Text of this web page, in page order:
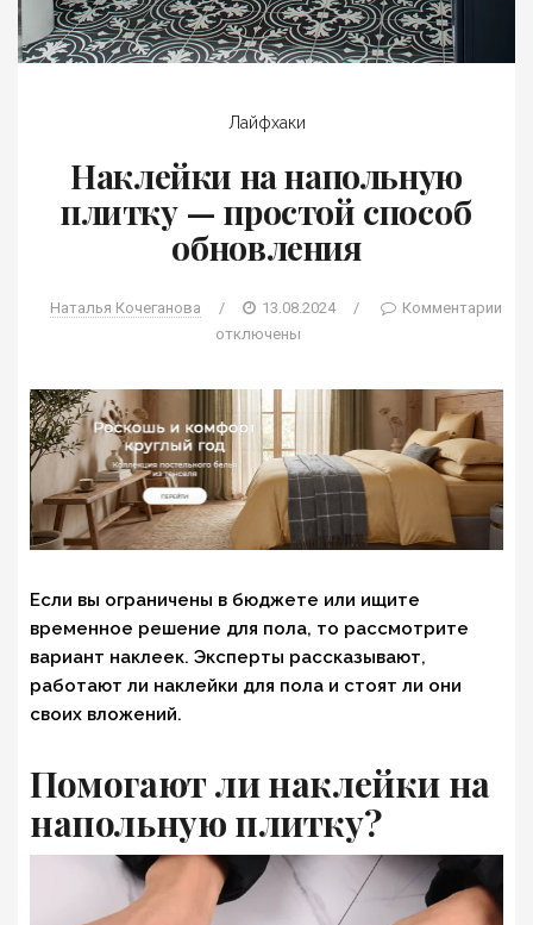
Лайфхаки
Наклейки на напольную
плитку — простой способ
обновления
Наталья Кочеганова / 13.08.2024 /
Комментарии
отключены
Если вы ограничены в бюджете или ищите
временное решение для пола, то рассмотрите
вариант наклеек. Эксперты рассказывают,
работают ли наклейки для пола и стоят ли они
своих вложений.
Помогают ли наклейки на
напольную плитку?